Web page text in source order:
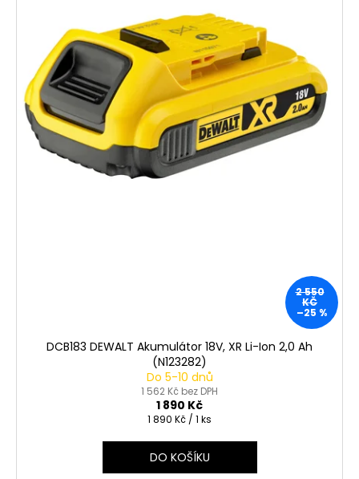
2 550
KČ
–25 %
DCB183 DEWALT Akumulátor 18V, XR Li-Ion 2,0 Ah
(N123282)
Do 5-10 dnů
1 562 Kč bez DPH
1 890 Kč
Měrná
1 890 Kč / 1 ks
DO KOŠÍKU